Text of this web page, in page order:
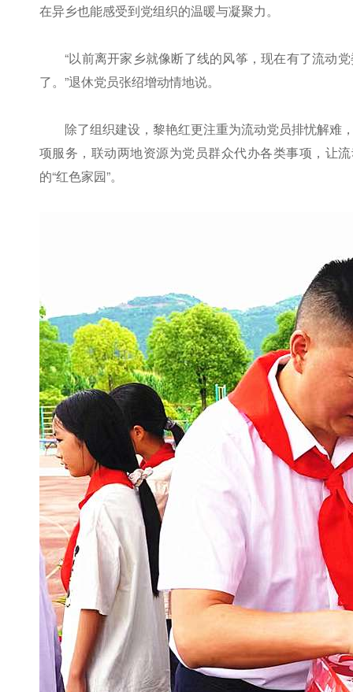
在异乡也能感受到党组织的温暖与凝聚力。
“以前离开家乡就像断了线的风筝，现在有了流动
了。”退休党员张绍增动情地说。
除了组织建设，黎艳红更注重为流动党员排忧解难
项服务，联动两地资源为党员群众代办各类事项，让
的“红色家园”。